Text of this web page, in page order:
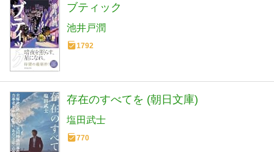
ブティック
池井戸潤
1792
存在のすべてを (朝日文庫)
塩田武士
770